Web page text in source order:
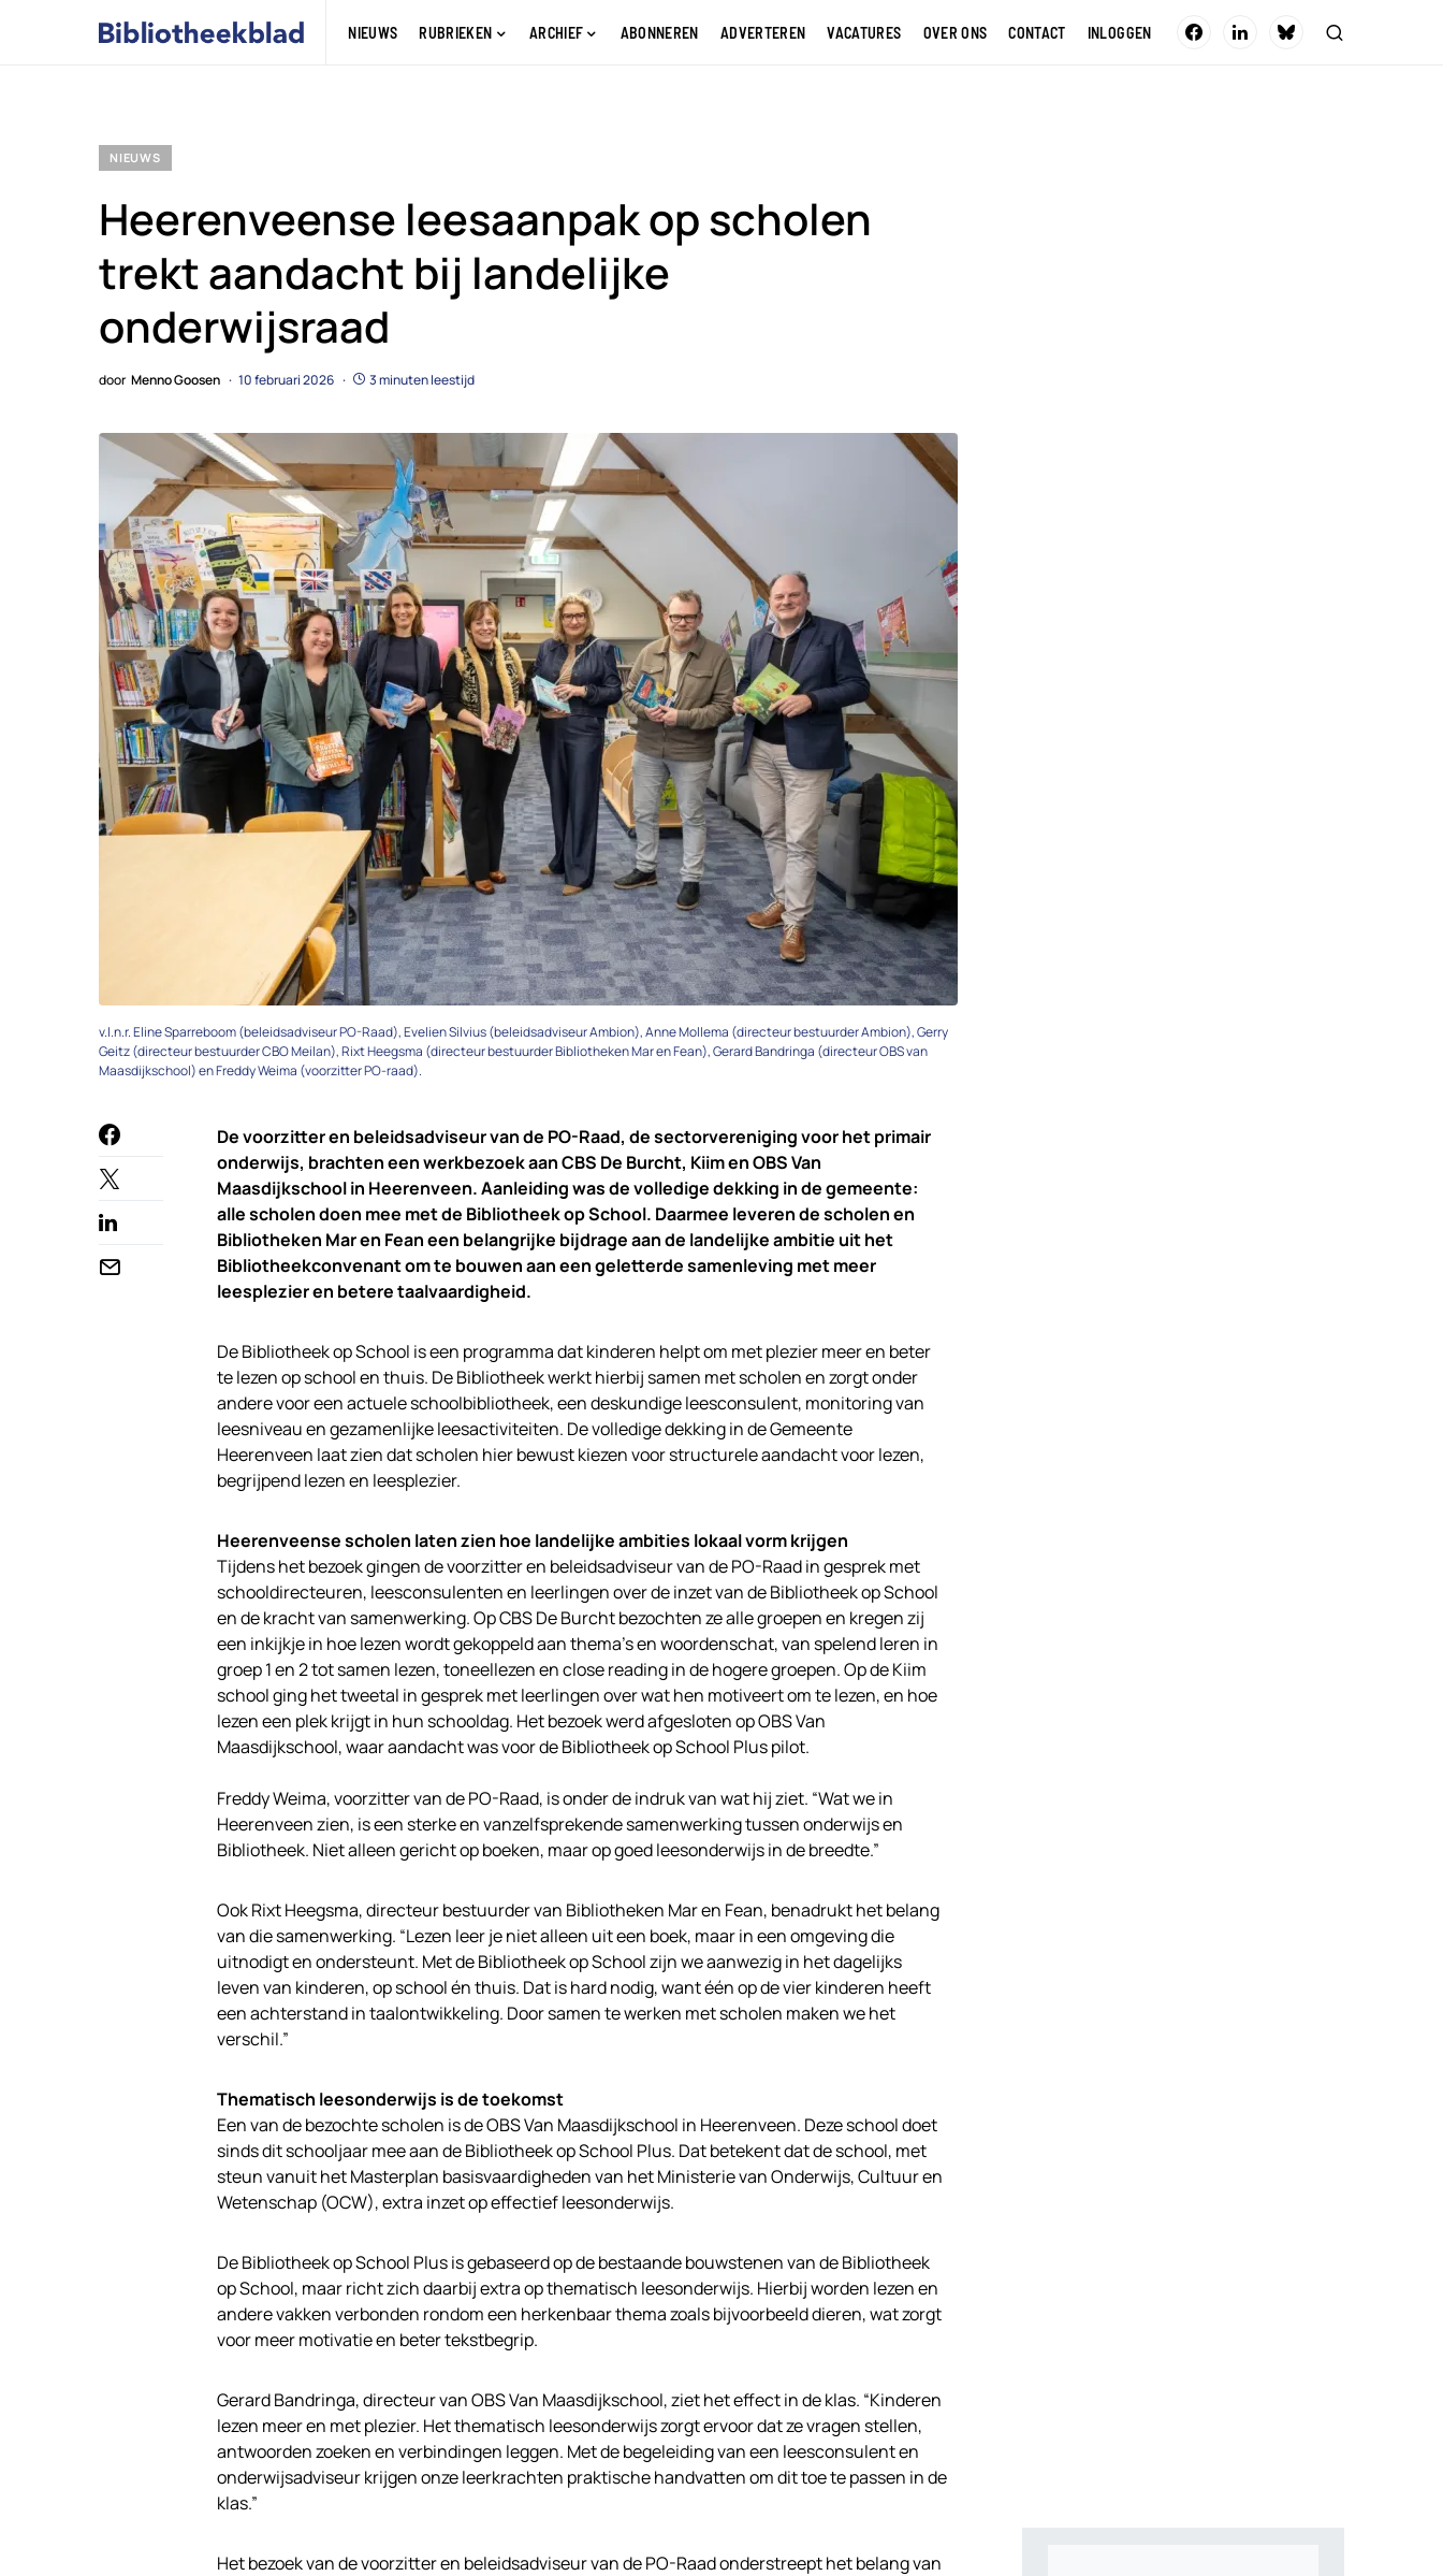
NIEUWS RUBRIEKEN ARCHIEF ABONNEREN ADVERTEREN VACATURES OVER ONS CONTACT INLOGGEN
NIEUWS
Heerenveense leesaanpak op scholen
trekt aandacht bij landelijke
onderwijsraad
door Menno Goosen 10 februari 2026 3 minuten leestijd
v.l.n.r. Eline Sparreboom (beleidsadviseur PO-Raad), Evelien Silvius (beleidsadviseur Ambion), Anne Mollema (directeur bestuurder Ambion), Gerry
Geitz (directeur bestuurder CBO Meilan), Rixt Heegsma (directeur bestuurder Bibliotheken Mar en Fean), Gerard Bandringa (directeur OBS van
Maasdijkschool) en Freddy Weima (voorzitter PO-raad).
De voorzitter en beleidsadviseur van de PO-Raad, de sectorvereniging voor het primair
onderwijs, brachten een werkbezoek aan CBS De Burcht, Kiim en OBS Van
Maasdijkschool in Heerenveen. Aanleiding was de volledige dekking in de gemeente:
alle scholen doen mee met de Bibliotheek op School. Daarmee leveren de scholen en
Bibliotheken Mar en Fean een belangrijke bijdrage aan de landelijke ambitie uit het
Bibliotheekconvenant om te bouwen aan een geletterde samenleving met meer
leesplezier en betere taalvaardigheid.
De Bibliotheek op School is een programma dat kinderen helpt om met plezier meer en beter
te lezen op school en thuis. De Bibliotheek werkt hierbij samen met scholen en zorgt onder
andere voor een actuele schoolbibliotheek, een deskundige leesconsulent, monitoring van
leesniveau en gezamenlijke leesactiviteiten. De volledige dekking in de Gemeente
Heerenveen laat zien dat scholen hier bewust kiezen voor structurele aandacht voor lezen,
begrijpend lezen en leesplezier.
Heerenveense scholen laten zien hoe landelijke ambities lokaal vorm krijgen
Tijdens het bezoek gingen de voorzitter en beleidsadviseur van de PO-Raad in gesprek met
schooldirecteuren, leesconsulenten en leerlingen over de inzet van de Bibliotheek op School
en de kracht van samenwerking. Op CBS De Burcht bezochten ze alle groepen en kregen zij
een inkijkje in hoe lezen wordt gekoppeld aan thema’s en woordenschat, van spelend leren in
groep 1 en 2 tot samen lezen, toneellezen en close reading in de hogere groepen. Op de Kiim
school ging het tweetal in gesprek met leerlingen over wat hen motiveert om te lezen, en hoe
lezen een plek krijgt in hun schooldag. Het bezoek werd afgesloten op OBS Van
Maasdijkschool, waar aandacht was voor de Bibliotheek op School Plus pilot.
Freddy Weima, voorzitter van de PO-Raad, is onder de indruk van wat hij ziet. “Wat we in
Heerenveen zien, is een sterke en vanzelfsprekende samenwerking tussen onderwijs en
Bibliotheek. Niet alleen gericht op boeken, maar op goed leesonderwijs in de breedte.”
Ook Rixt Heegsma, directeur bestuurder van Bibliotheken Mar en Fean, benadrukt het belang
van die samenwerking. “Lezen leer je niet alleen uit een boek, maar in een omgeving die
uitnodigt en ondersteunt. Met de Bibliotheek op School zijn we aanwezig in het dagelijks
leven van kinderen, op school én thuis. Dat is hard nodig, want één op de vier kinderen heeft
een achterstand in taalontwikkeling. Door samen te werken met scholen maken we het
verschil.”
Thematisch leesonderwijs is de toekomst
Een van de bezochte scholen is de OBS Van Maasdijkschool in Heerenveen. Deze school doet
sinds dit schooljaar mee aan de Bibliotheek op School Plus. Dat betekent dat de school, met
steun vanuit het Masterplan basisvaardigheden van het Ministerie van Onderwijs, Cultuur en
Wetenschap (OCW), extra inzet op effectief leesonderwijs.
De Bibliotheek op School Plus is gebaseerd op de bestaande bouwstenen van de Bibliotheek
op School, maar richt zich daarbij extra op thematisch leesonderwijs. Hierbij worden lezen en
andere vakken verbonden rondom een herkenbaar thema zoals bijvoorbeeld dieren, wat zorgt
voor meer motivatie en beter tekstbegrip.
Gerard Bandringa, directeur van OBS Van Maasdijkschool, ziet het effect in de klas. “Kinderen
lezen meer en met plezier. Het thematisch leesonderwijs zorgt ervoor dat ze vragen stellen,
antwoorden zoeken en verbindingen leggen. Met de begeleiding van een leesconsulent en
onderwijsadviseur krijgen onze leerkrachten praktische handvatten om dit toe te passen in de
klas.”
Het bezoek van de voorzitter en beleidsadviseur van de PO-Raad onderstreept het belang van